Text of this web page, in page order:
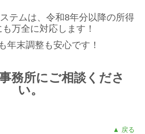
テムは、令和8年分以降の所得
万全に対応します！
年末調整も安心です！
務所にご相談くださ
い。
▲ 戻る